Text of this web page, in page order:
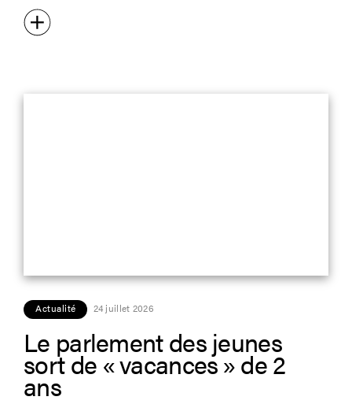
Actualité 24 juillet 2026
Le parlement des jeunes
sort de « vacances » de 2
ans